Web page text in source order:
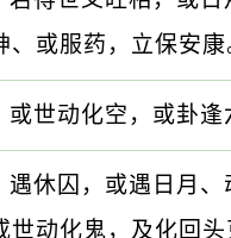
或服药，立保安康
世动化空，或卦
遇休囚，或遇日月
动化鬼，及化回